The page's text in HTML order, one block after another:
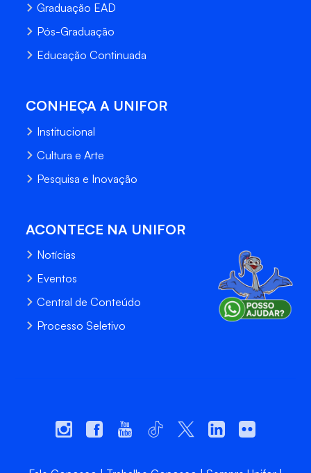
Graduação EAD
Pós-Graduação
Educação Continuada
CONHEÇA A UNIFOR
Institucional
Cultura e Arte
Pesquisa e Inovação
ACONTECE NA UNIFOR
Notícias
Eventos
Central de Conteúdo
Processo Seletivo